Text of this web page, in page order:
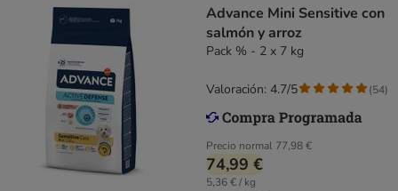
Advance Mini Sensitive con
salmón y arroz
Pack % - 2 x 7 kg
Precio normal 77,98 €
74,99 €
5,36 € / kg
Valoración: 4.7/5 (54)